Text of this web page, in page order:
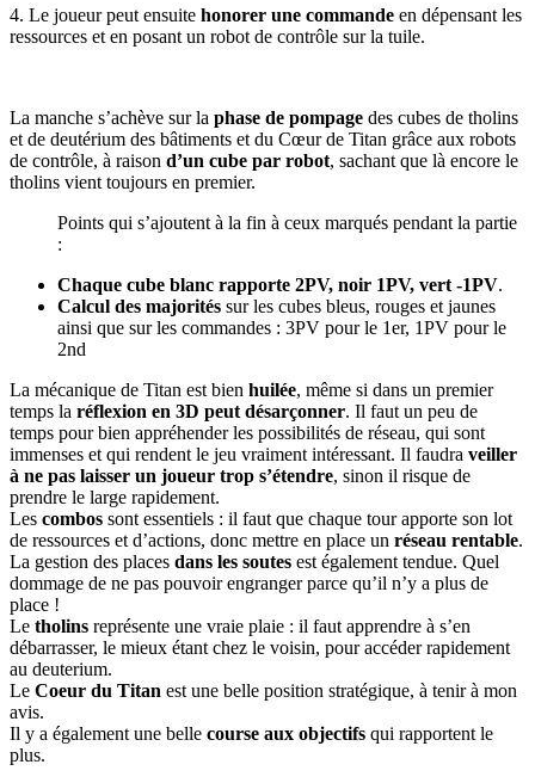
4. Le joueur peut ensuite honorer une commande en dépensant les
ressources et en posant un robot de contrôle sur la tuile.
La manche s’achève sur la phase de pompage des cubes de tholins
et de deutérium des bâtiments et du Cœur de Titan grâce aux robots
de contrôle, à raison d’un cube par robot, sachant que là encore le
tholins vient toujours en premier.
Points qui s’ajoutent à la fin à ceux marqués pendant la partie
:
Chaque cube blanc rapporte 2PV, noir 1PV, vert -1PV.
Calcul des majorités sur les cubes bleus, rouges et jaunes
ainsi que sur les commandes : 3PV pour le 1er, 1PV pour le
2nd
La mécanique de Titan est bien huilée, même si dans un premier
temps la réflexion en 3D peut désarçonner. Il faut un peu de
temps pour bien appréhender les possibilités de réseau, qui sont
immenses et qui rendent le jeu vraiment intéressant. Il faudra veiller
à ne pas laisser un joueur trop s’étendre, sinon il risque de
prendre le large rapidement.
Les combos sont essentiels : il faut que chaque tour apporte son lot
de ressources et d’actions, donc mettre en place un réseau rentable.
La gestion des places dans les soutes est également tendue. Quel
dommage de ne pas pouvoir engranger parce qu’il n’y a plus de
place !
Le tholins représente une vraie plaie : il faut apprendre à s’en
débarrasser, le mieux étant chez le voisin, pour accéder rapidement
au deuterium.
Le Coeur du Titan est une belle position stratégique, à tenir à mon
avis.
Il y a également une belle course aux objectifs qui rapportent le
plus.